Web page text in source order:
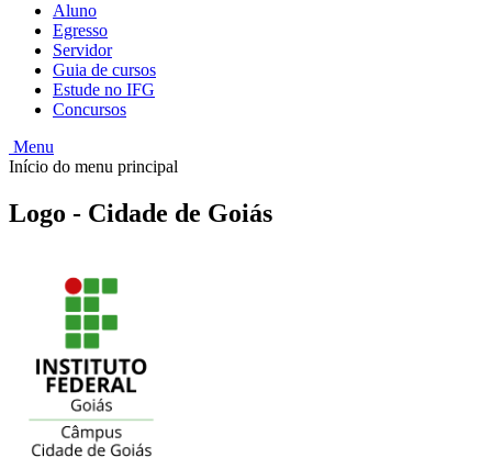
Aluno
Egresso
Servidor
Guia de cursos
Estude no IFG
Concursos
Menu
Início do menu principal
Logo - Cidade de Goiás